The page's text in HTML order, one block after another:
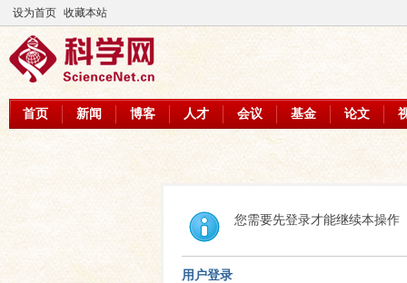
设为首页 收藏本站
首页 新闻 博客 人才 会议 基金 论文
您需要先登录才能继续本操作
用户登录